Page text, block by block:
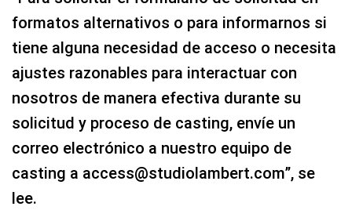
formatos alternativos o para informarnos si
tiene alguna necesidad de acceso o necesita
ajustes razonables para interactuar con
nosotros de manera efectiva durante su
solicitud y proceso de casting, envíe un
correo electrónico a nuestro equipo de
casting a access@studiolambert.com”, se
lee.